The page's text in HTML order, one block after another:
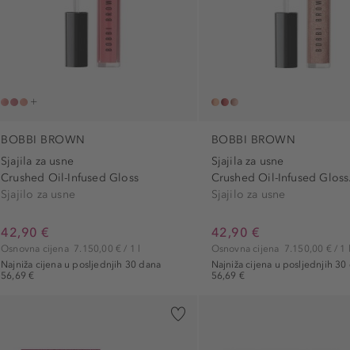
BOBBI BROWN
Sjajila za usne
Crushed Oil-Infused Gloss
Sjajilo za usne
42,90 €
Najniža cijena u posljednjih 30 dana
56,69 €
Osnovna cijena 7.150,00 € / 1 l
BOBBI BROWN
Sjajila za usne
Crushed Oil-Infused
Sjajilo za usne
42,90 €
Najniža cijena u posljednjih 30
56,69 €
Osnovna cijena 7.150,00 € / 1 l